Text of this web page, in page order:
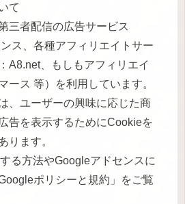
て
三者配信の広告サービス
ンス、各種アフィリエイトサー
A8.net、もしもアフィリエイ
ース 等）を利用しています。
、ユーザーの興味に応じた商
告を表示するためにCookieを
ります。
る方法やGoogleアドセンスに
ポリシーと規約」をご覧